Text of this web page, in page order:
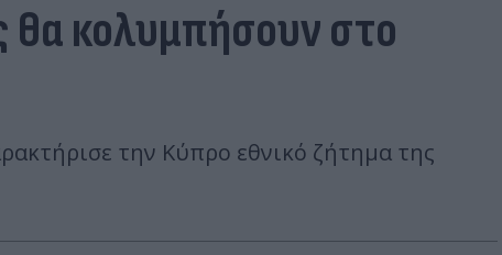
θα κολυμπήσουν στο
την Κύπρο εθνικό ζήτημα της